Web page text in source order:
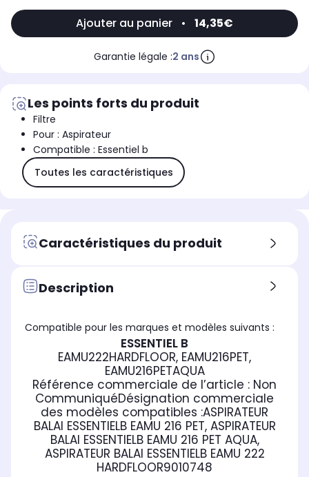
Ajouter au panier • 14,35€
Garantie légale :2 ans
Les points forts du produit
Filtre
Pour : Aspirateur
Compatible : Essentiel b
Toutes les caractéristiques
Caractéristiques du produit
Description
Compatible pour les marques et modèles suivants :
ESSENTIEL B
EAMU222HARDFLOOR, EAMU216PET,
EAMU216PETAQUA
Référence commerciale de l’article : Non
CommuniquéDésignation commerciale
des modèles compatibles :ASPIRATEUR
BALAI ESSENTIELB EAMU 216 PET, ASPIRATEUR
BALAI ESSENTIELB EAMU 216 PET AQUA,
ASPIRATEUR BALAI ESSENTIELB EAMU 222
HARDFLOOR9010748